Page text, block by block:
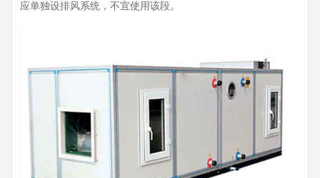
应单独设排风系统，不宜使用该段。